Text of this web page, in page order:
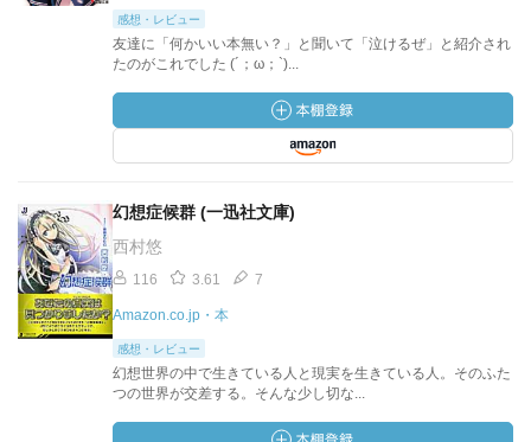
感想・レビュー
友達に「何かいい本無い？」と聞いて「泣けるぜ」と紹介され
たのがこれでした (´；ω；`)...
幻想症候群 (一迅社文庫)
西村悠
116 3.61 7
Amazon.co.jp・本
感想・レビュー
幻想世界の中で生きている人と現実を生きている人。そのふた
つの世界が交差する。そんな少し切な...